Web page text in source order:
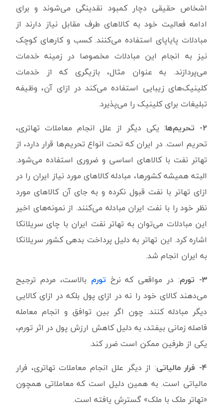
اشخاص حقیقی دچار کمبود نقدینگی می‌شوند و برای
ادامه فعالیت خود به کالاهای طرف مقابل نیاز دارند از
مبادلات پایاپای استفاده می‌کنند. کسب و کارهای کوچک
نیز به انجام این مبادلات مخصوصا در زمینه خدمات
می‌پردازند. به عنوان مثال، بازیگری که از خدمات
کلینیک‌های زیبایی استفاده می‌کند در ازای آن، وظیفه
تبلیغات برای کلینیک را می‌پذیرد.
۲- تحریم‌ها
: یکی دیگر از علل انجام معاملات تهاتری،
تحریم است. در ایران که تحت انواع تحریم‌ها قرار دارد، از
تهاتر نفت با کالاهای اساسی و ضروری استفاده می‌شود.
البته همیشه کشورها، مبادله کالاهای مورد نیاز ایران را در
ازای تهاتر با نفت قبول نکرده و به جای آن کالاهای مورد
نظر خود را با نفت ایران مبادله می‌کنند. از نمونه‌های اخیر
این مبادلات می‌توان به تهاتر نفت ایران با چای سریلانکا
اشاره کرد. این تهاتر به دلیل پرداخت بدهی کشور سریلانکا
به ایران انجام شد.
۳- تورم: در مواقعی که نرخ تورم بالاست، مردم ترجیح
می‌دهند کالای خود را نه در ازای پول بلکه در ازای کالایی
دیگر مبادله کنند. چون اگر بین توافق و انجام معامله
فاصله زمانی بیفتد، به دلیل کاهش ارزش پول در اثر تورم،
یکی از طرفین ممکن است ضرر کند.
۴- فرار مالیاتی: از دیگر علل انجام معاملات تهاتری، فرار
مالیاتی است. به همین دلیل است که معاملاتی همچون
«تهاتر ملک با ملک» گسترش یافته است.